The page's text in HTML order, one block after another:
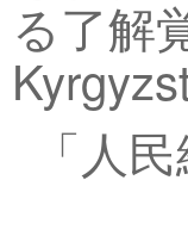
る了解
「人